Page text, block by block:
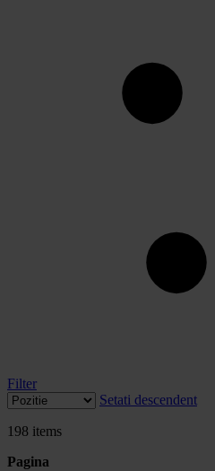
Filter
Setati descendent
198 items
Pagina